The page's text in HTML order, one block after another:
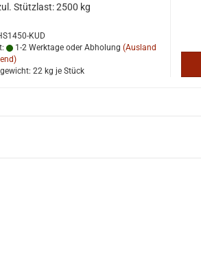
Stütz­last: 2500 kg
KUD
1-2 Werktage oder Abholung (Ausland
22 kg je Stück